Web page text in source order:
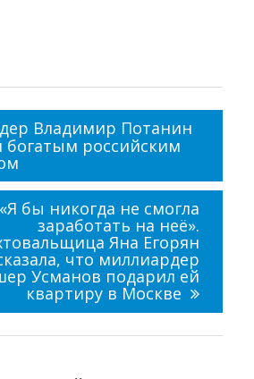
Владимир Потанин
богатым российским
«Я бы никогда не смогла
заработать на неё».
Яна Егорян
что миллиардер
Усманов подарил ей
квартиру в Москве